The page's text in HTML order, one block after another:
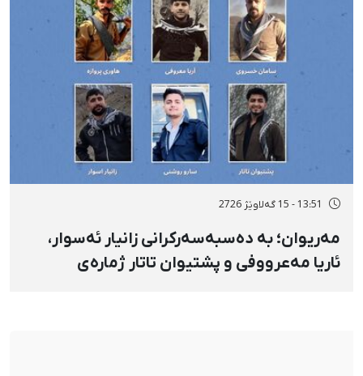
13:51 - 15 گەلاوێژ 2726
مەریوان؛ بە دەسبەسەرکرانی زانیار ئەسوار،
ئاریا مەعرووفی و پشتیوان تاتار ژمارەی